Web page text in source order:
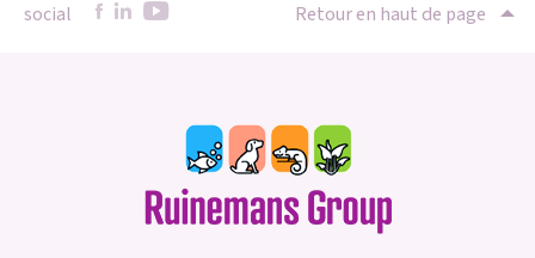
social Retour en haut de page